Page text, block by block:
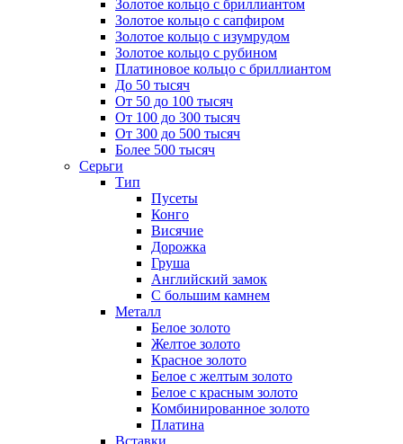
Золотое кольцо с бриллиантом
Золотое кольцо с сапфиром
Золотое кольцо с изумрудом
Золотое кольцо с рубином
Платиновое кольцо с бриллиантом
До 50 тысяч
От 50 до 100 тысяч
От 100 до 300 тысяч
От 300 до 500 тысяч
Более 500 тысяч
Серьги
Тип
Пусеты
Конго
Висячие
Дорожка
Груша
Английский замок
С большим камнем
Металл
Белое золото
Желтое золото
Красное золото
Белое с желтым золото
Белое с красным золото
Комбинированное золото
Платина
Вставки